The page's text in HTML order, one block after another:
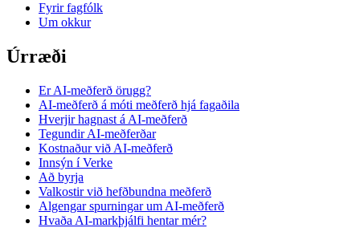
Fyrir fagfólk
Um okkur
Úrræði
Er AI-meðferð örugg?
AI-meðferð á móti meðferð hjá fagaðila
Hverjir hagnast á AI-meðferð
Tegundir AI-meðferðar
Kostnaður við AI-meðferð
Innsýn í Verke
Að byrja
Valkostir við hefðbundna meðferð
Algengar spurningar um AI-meðferð
Hvaða AI-markþjálfi hentar mér?